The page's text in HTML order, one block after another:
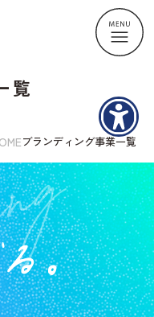
覧
ブランディング事業一覧